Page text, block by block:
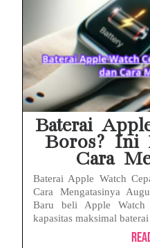
Baterai
Boros? Ini
Cara
Baterai Apple Watch
Cara Mengatasinya
Baru beli Apple Watch
kapasitas maksimal